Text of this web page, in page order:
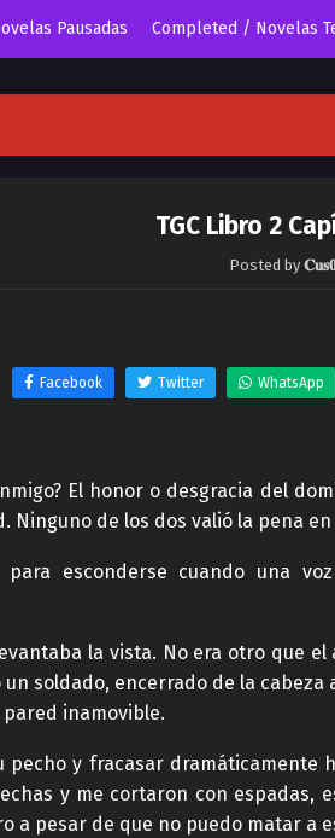
Pausadas Completed / Novelas
TGC Libro 2
Posted by
Facebook Twitter WhatsApp
El honor o desgracia del
Ninguno de los dos valió la pena
para esconderse cuando una
la vista. No era otro que
soldado, encerrado de la
inamovible.
y fracasar dramáticamente
y me cortaron con espadas,
a pesar de que no puedo matar a